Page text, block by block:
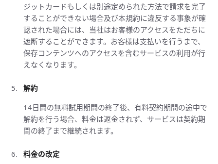
ジットカードもしくは別途定められた方法で請求を完了
することができない場合及び本規約に違反する事象が確
認された場合には、当社はお客様のアクセスをただちに
遮断することができます。お客様は支払いを行うまで、
保存コンテンツへのアクセスを含むサービスの利用が行
えなくなります。
解約
14日間の無料試用期間の終了後、有料契約期間の途中で
解約を行う場合、料金は返金されず、サービスは契約期
間の終了まで継続されます。
料金の改定